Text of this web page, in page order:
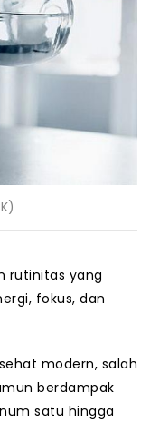
rutinitas yang
fokus, dan
modern, salah
berdampak
satu hingga